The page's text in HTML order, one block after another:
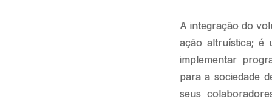
A integração do
ação altruística; é
implementar
para a sociedade
seus